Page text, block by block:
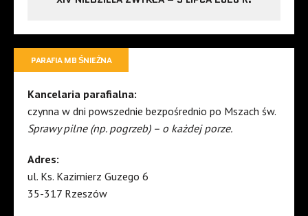
PARAFIA MB ŚNIEŻNA
Kancelaria parafialna:
czynna w dni powszednie bezpośrednio po Mszach św.
Sprawy pilne (np. pogrzeb) – o każdej porze.
Adres:
ul. Ks. Kazimierz Guzego 6
35-317 Rzeszów